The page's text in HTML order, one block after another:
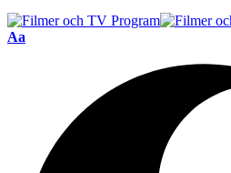
Aa